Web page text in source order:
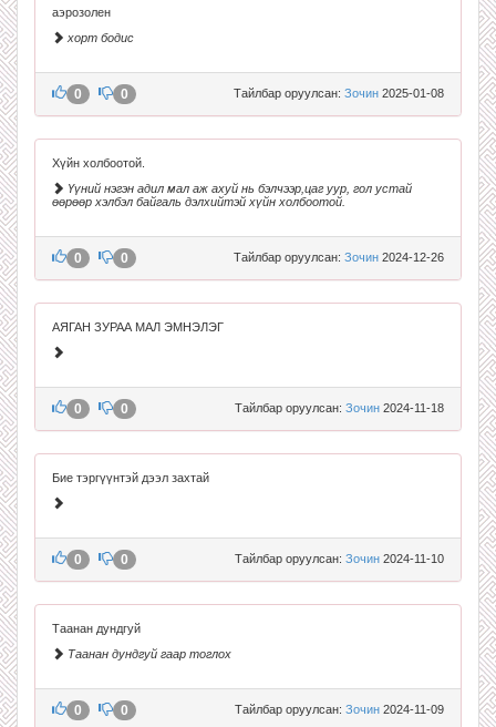
аэрозолен
хорт бодис
Тайлбар оруулсан: Зочин 2025-01-08
0 0
Хүйн холбоотой.
Үүний нэгэн адил мал аж ахуй нь бэлчээр,цаг уур, гол устай
өөрөөр хэлбэл байгаль дэлхийтэй хүйн холбоотой.
Тайлбар оруулсан: Зочин 2024-12-26
0 0
АЯГАН ЗУРАА МАЛ ЭМНЭЛЭГ
Тайлбар оруулсан: Зочин 2024-11-18
0 0
Бие тэргүүнтэй дээл захтай
Тайлбар оруулсан: Зочин 2024-11-10
0 0
Таанан дундгуй
Таанан дундгуй гаар тоглох
Тайлбар оруулсан: Зочин 2024-11-09
0 0